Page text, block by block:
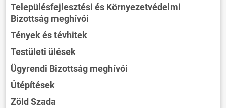
VÁLASZTÁSOK
Településfejlesztési és Környezetvédelmi
Bizottság meghívói
Tények és tévhitek
Testületi ülések
Ügyrendi Bizottság meghívói
Útépítések
Zöld Szada